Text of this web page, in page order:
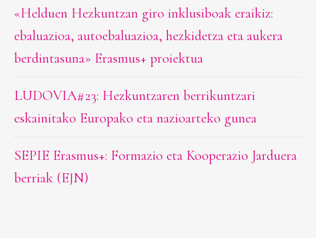
«Helduen Hezkuntzan giro inklusiboak eraikiz:
ebaluazioa, autoebaluazioa, hezkidetza eta aukera
berdintasuna» Erasmus+ proiektua
LUDOVIA#23: Hezkuntzaren berrikuntzari
eskainitako Europako eta nazioarteko gunea
SEPIE Erasmus+: Formazio eta Kooperazio Jarduera
berriak (EJN)